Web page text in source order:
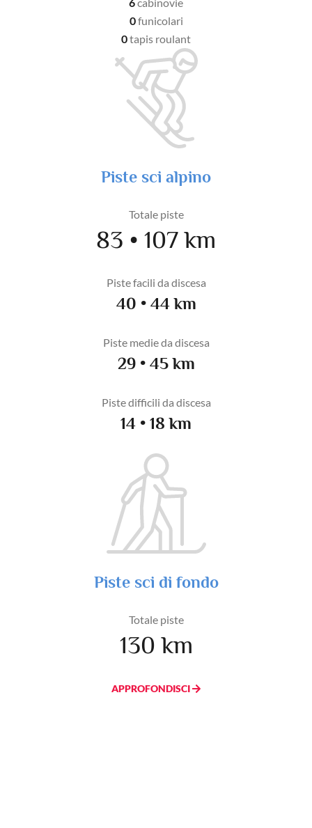
0funicolari
0tapis roulant
Piste sci alpino
Totale piste
83 • 107 km
Piste facili da discesa
40 • 44 km
Piste medie da discesa
29 • 45 km
Piste difficili da discesa
14 • 18 km
Piste sci di fondo
Totale piste
130 km
APPROFONDISCI